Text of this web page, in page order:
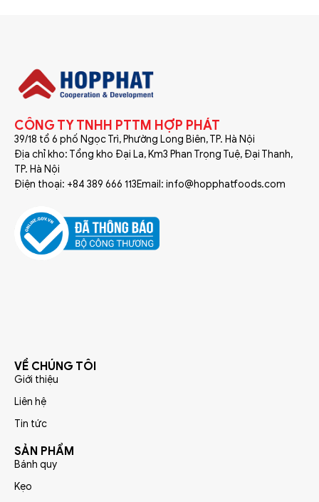
CÔNG TY TNHH PTTM HỢP PHÁT
39/18 tổ 6 phố Ngọc Trì, Phường Long Biên, TP. Hà Nội
Địa chỉ kho: Tổng kho Đại La, Km3 Phan Trọng Tuệ, Đại Thanh,
TP. Hà Nội
Điện thoại: +84 389 666 113Email: info@hopphatfoods.com
VỀ CHÚNG TÔI
Giới thiệu
Liên hệ
Tin tức
SẢN PHẨM
Bánh quy
Kẹo